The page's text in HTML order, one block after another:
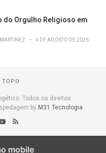
do Orgulho Religioso em
4 DE AGOSTO DE 2026
TOPO
Todos os direitos
by M31 Tecnologia.
mobile